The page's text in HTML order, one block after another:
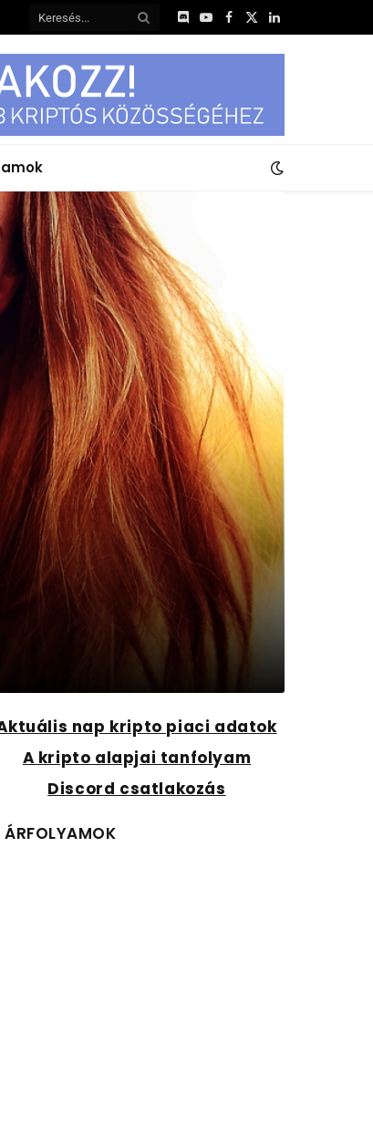
DiscordYouTube
Facebook
X
LinkedIn
nap kripto piaci adatok
A kripto alapjai tanfolyam
Discord csatlakozás
ÁRFOLYAMOK